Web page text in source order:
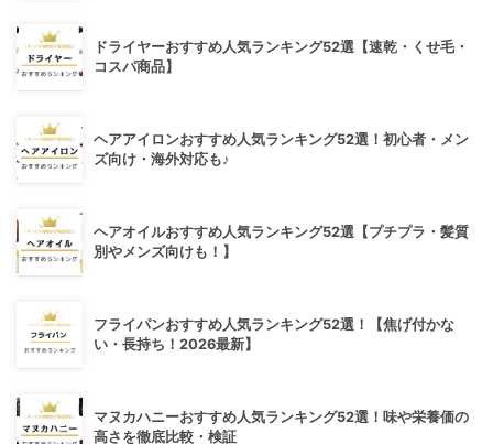
ドライヤーおすすめ人気ランキング52選【速乾・くせ毛・
コスパ商品】
ヘアアイロンおすすめ人気ランキング52選！初心者・メン
ズ向け・海外対応も♪
ヘアオイルおすすめ人気ランキング52選【プチプラ・髪質
別やメンズ向けも！】
フライパンおすすめ人気ランキング52選！【焦げ付かな
い・長持ち！2026最新】
マヌカハニーおすすめ人気ランキング52選！味や栄養価の
高さを徹底比較・検証